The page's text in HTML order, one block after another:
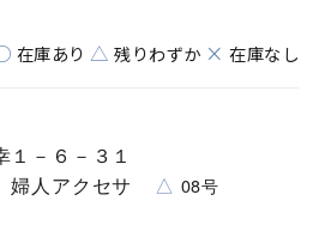
在庫あり △ 残りわずか × 在庫なし
－６－３１
人アクセサ
△ 08号